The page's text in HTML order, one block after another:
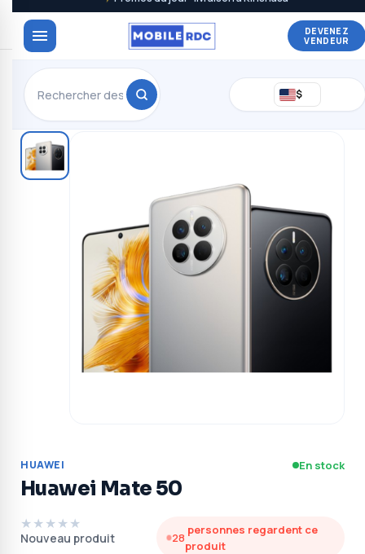
DEVENEZ
VENDEUR
$
HUAWEI En stock
Huawei Mate 50
★★★★★
Nouveau produit 28
personnes regardent ce
produit